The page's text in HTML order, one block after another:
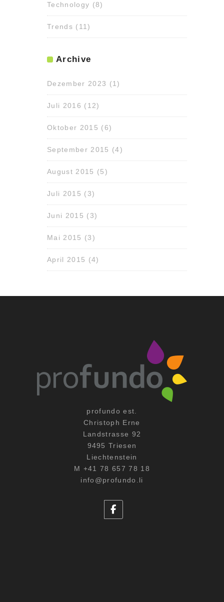
Technology (8)
Trends (11)
Archive
Dezember 2023 (1)
Juli 2016 (12)
Oktober 2015 (6)
September 2015 (4)
August 2015 (5)
Juli 2015 (3)
Juni 2015 (3)
Mai 2015 (3)
April 2015 (4)
profundo est.
Christoph Erne
Landstrasse 92
9495 Triesen
Liechtenstein
M +41 78 657 78 18
info@profundo.li